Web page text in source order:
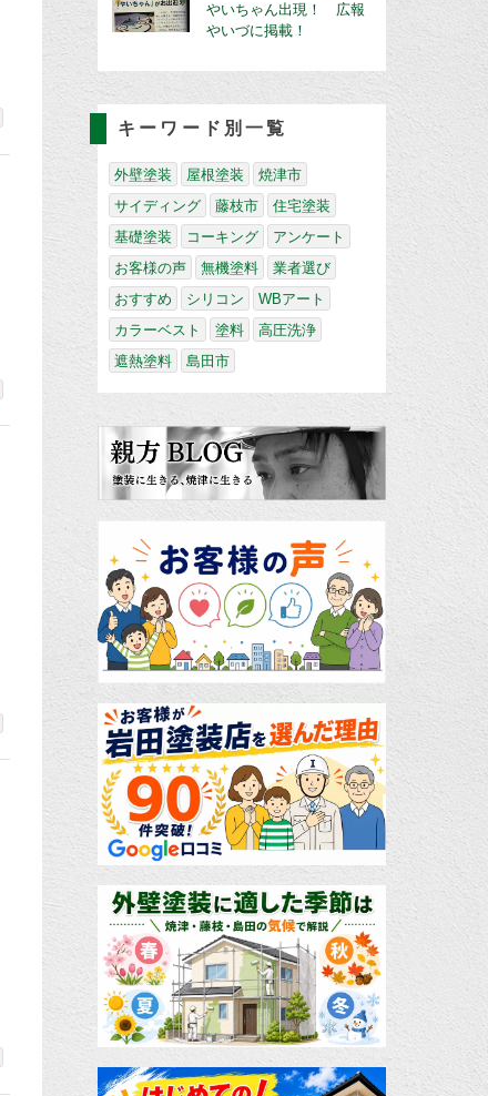
やいちゃん出現！ 広報
やいづに掲載！
キーワード別一覧
外壁塗装 屋根塗装
焼津市
サイディング
藤枝市
住宅塗装
基礎塗装
コーキング
アンケート
お客様の声
無機塗料
業者選び
おすすめ
シリコン
WBアート
カラーベスト
塗料
高圧洗浄
遮熱塗料
島田市